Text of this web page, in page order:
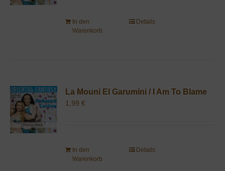
In den
Warenkorb
Details
La Mouni El Garumini / I Am To Blame
1,99€
In den
Warenkorb
Details